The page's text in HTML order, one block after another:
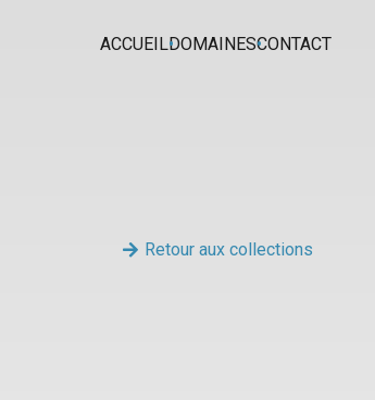
ACCUEILDOMAINESCONTACT
Retour aux collections